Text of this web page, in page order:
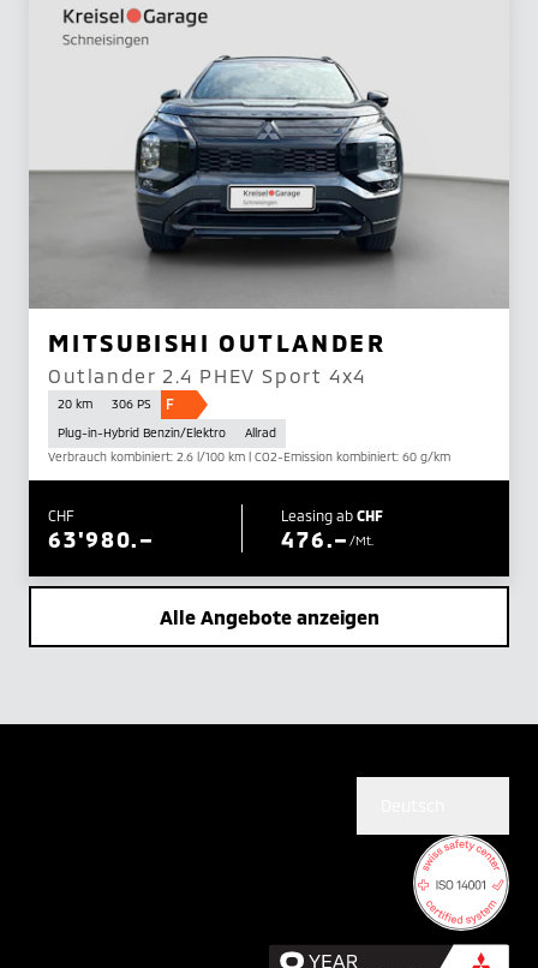
MITSUBISHI OUTLANDER
Outlander 2.4 PHEV Sport 4x4
20 km 306 PS F
Plug-in-Hybrid Benzin/Elektro
Allrad
Verbrauch kombiniert: 2.6 l/100 km | CO2-Emission kombiniert: 60 g/km
CHF
63'980.–
Leasing abCHF
476.–/Mt.
Alle Angebote anzeigen